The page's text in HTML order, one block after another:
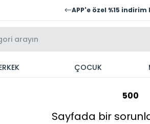
APP'e özel %15 indirim
ÇOCUK
500
Sayfada bir